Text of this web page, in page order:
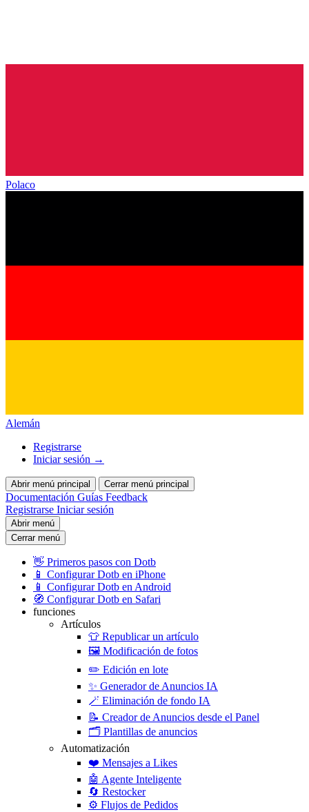
Polaco
Alemán
Registrarse
Iniciar sesión →
Abrir menú principal Cerrar menú principal
Documentación Guías Feedback
Registrarse Iniciar sesión
Abrir menú
Cerrar menú
👋 Primeros pasos con Dotb
📱 Configurar Dotb en iPhone
📱 Configurar Dotb en Android
🧭 Configurar Dotb en Safari
funciones
Artículos
👕 Republicar un artículo
🖼️ Modificación de fotos
✏️ Edición en lote
✨ Generador de Anuncios IA
🪄 Eliminación de fondo IA
📝 Creador de Anuncios desde el Panel
🗂️ Plantillas de anuncios
Automatización
❤️ Mensajes a Likes
🤖 Agente Inteligente
🔄 Restocker
⚙️ Flujos de Pedidos